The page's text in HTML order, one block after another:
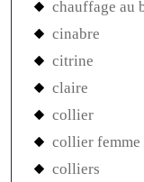
chauffage au
cinabre
citrine
claire
collier
collier femme
colliers